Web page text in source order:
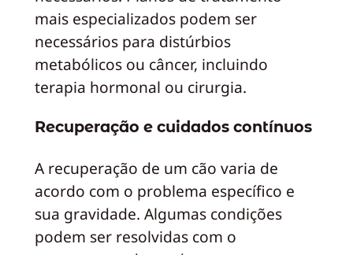
mais especializados podem ser
necessários para distúrbios
metabólicos ou câncer, incluindo
terapia hormonal ou cirurgia.
Recuperação e cuidados contínuos
A recuperação de um cão varia de
acordo com o problema específico e
sua gravidade. Algumas condições
podem ser resolvidas com o